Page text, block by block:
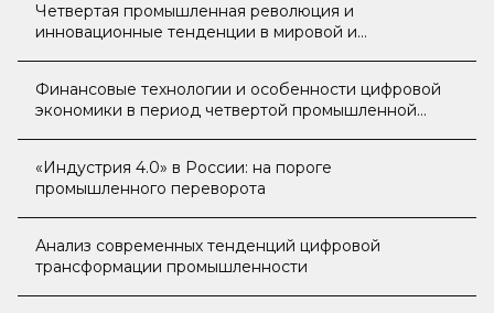
Четвертая промышленная революция и
инновационные тенденции в мировой и
Финансовые технологии и особенности цифровой
экономики в период четвертой промышленной
«Индустрия 4.0» в России: на пороге
промышленного переворота
Анализ современных тенденций цифровой
трансформации промышленности